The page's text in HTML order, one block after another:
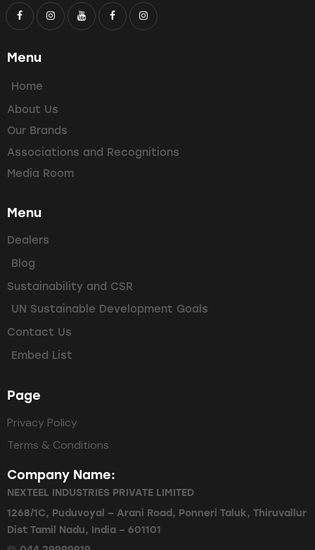
Menu
Home
About Us
Our Brands
Associations and Recognitions
Media Room
Menu
Dealers
Blog
Sustainability and CSR
UN Sustainable Development Goals
Contact Us
Embed List
Page
Privacy Policy
Terms & Conditions
Company Name:
NEXTEEL INDUSTRIES PRIVATE LIMITED
1268/1C, Puduvoyal – Arani Road, Ponneri Taluk, Thiruvallur
Dist Tamil Nadu, India – 601101